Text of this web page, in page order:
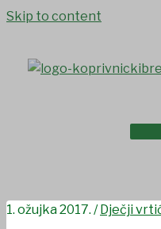
Skip to content
1. ožujka 2017. /Dječji